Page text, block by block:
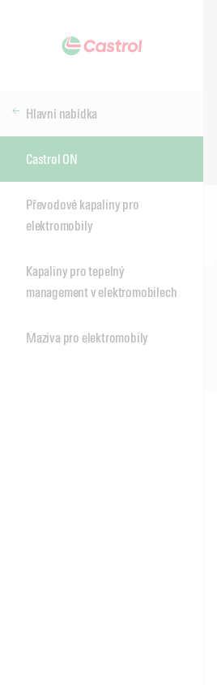
Hlavní nabídka
Castrol ON
Převodové kapaliny pro
elektromobily
Kapaliny pro tepelný
management v elektromobilech
Maziva pro elektromobily